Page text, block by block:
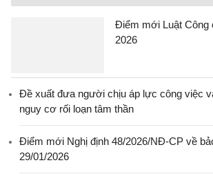
Điểm mới Luật Công
2026
Đề xuất đưa người chịu áp lực công việc
nguy cơ rối loạn tâm thần
Điểm mới Nghị định 48/2026/NĐ-CP về
29/01/2026